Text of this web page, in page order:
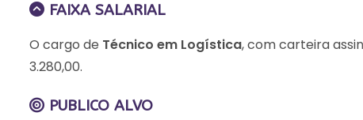
FAIXA SALARIAL
O cargo de Técnico em Logística, com carteira
3.280,00.
PUBLICO ALVO